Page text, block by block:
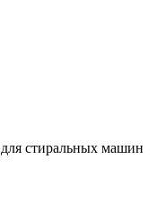
стиральных машин